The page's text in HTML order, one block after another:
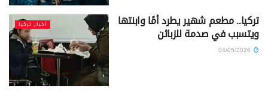
أخبار تركيا تركيا.. مطعم شهير يطرد أمًا وابنتها
ويتسبب في صدمة للزبائن